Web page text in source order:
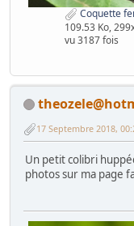
Coquette
109.53 Ko,
vu 3187 fois
17 Septembre 2018,
Un petit colibri
photos sur ma page